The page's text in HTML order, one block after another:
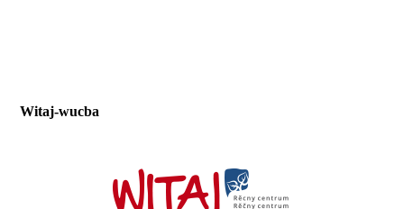
Witaj-wucba